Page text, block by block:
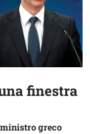
finestra
greco